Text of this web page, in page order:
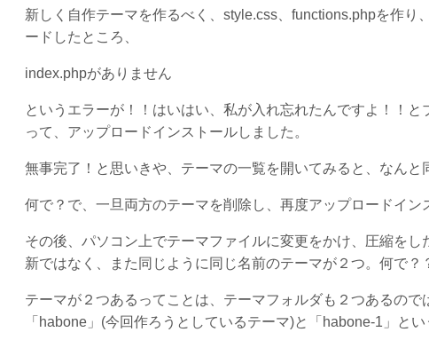
新しく自作テーマを作るべく、style.css、functions.phpを作
ードしたところ、
index.phpがありません
というエラーが！！はいはい、私が入れ忘れたんですよ！！
って、アップロードインストールしました。
無事完了！と思いきや、テーマの一覧を開いてみると、なん
何で？で、一旦両方のテーマを削除し、再度アップロードイン
その後、パソコン上でテーマファイルに変更をかけ、圧縮を
新ではなく、また同じように同じ名前のテーマが２つ。何で？
テーマが２つあるってことは、テーマフォルダも２つあるの
「habone」(今回作ろうとしているテーマ)と「habone-1」とい